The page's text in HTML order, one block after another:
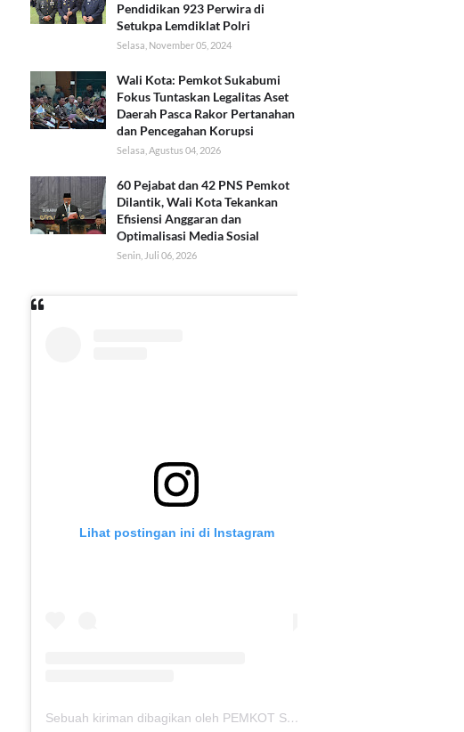
Pendidikan 923 Perwira di
Setukpa Lemdiklat Polri
Selasa, November 05, 2024
Wali Kota: Pemkot Sukabumi
Fokus Tuntaskan Legalitas Aset
Daerah Pasca Rakor Pertanahan
dan Pencegahan Korupsi
Selasa, Agustus 04, 2026
60 Pejabat dan 42 PNS Pemkot
Dilantik, Wali Kota Tekankan
Efisiensi Anggaran dan
Optimalisasi Media Sosial
Senin, Juli 06, 2026
Lihat postingan ini di Instagram
Sebuah kiriman dibagikan oleh PEMKOT SUKABUMI (@pemkotsukabumi_)